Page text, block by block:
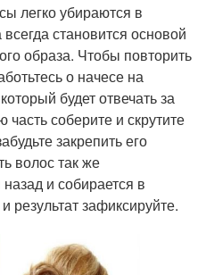
легко убираются в
становится основой
образа. Чтобы повторить
о начесе на
будет отвечать за
соберите и скрутите
закрепить его
волос так же
и собирается в
результат зафиксируйте.